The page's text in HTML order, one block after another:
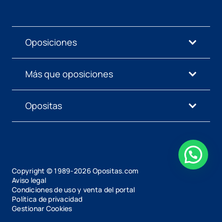
Oposiciones
Más que oposiciones
Opositas
Copyright © 1989-2026 Opositas.com
Aviso legal
Condiciones de uso y venta del portal
Política de privacidad
Gestionar Cookies